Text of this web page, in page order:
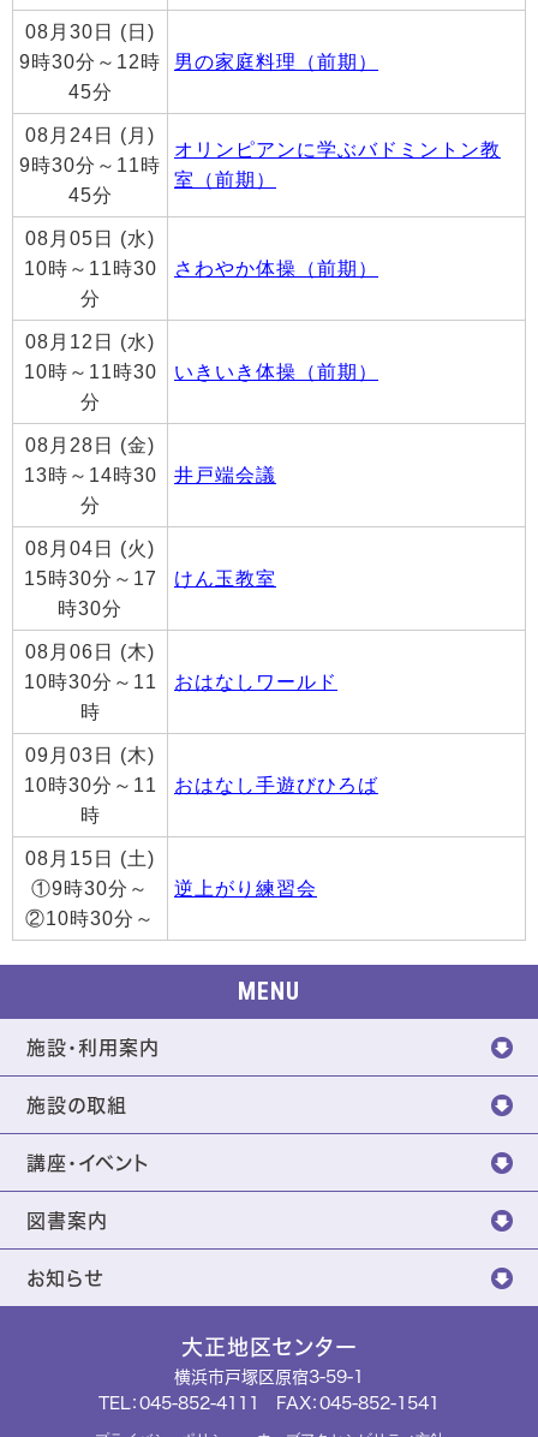
08月30日 (日)
9時30分～12時
45分
男の家庭料理（前期）
08月24日 (月)
9時30分～11時
45分
オリンピアンに学ぶバドミントン教
室（前期）
08月05日 (水)
10時～11時30
分
さわやか体操（前期）
08月12日 (水)
10時～11時30
分
いきいき体操（前期）
08月28日 (金)
13時～14時30
分
井戸端会議
08月04日 (火)
15時30分～17
時30分
けん玉教室
08月06日 (木)
10時30分～11
時
おはなしワールド
09月03日 (木)
10時30分～11
時
おはなし手遊びひろば
08月15日 (土)
①9時30分～
②10時30分～
逆上がり練習会
MENU
施設・利用案内
施設の取組
講座・イベント
図書案内
お知らせ
大正地区センター
横浜市戸塚区原宿3-59-1
TEL： 045-852-4111 FAX：045-852-1541